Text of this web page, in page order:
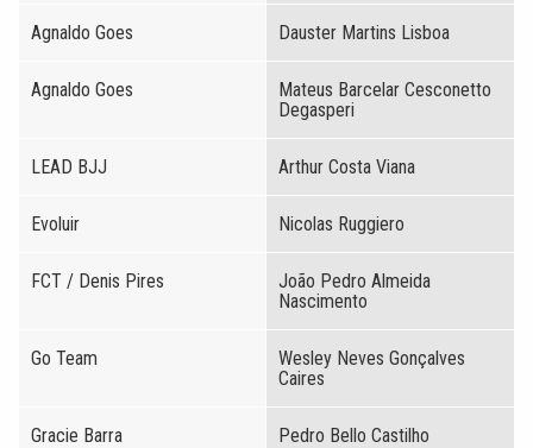
Agnaldo Goes Dauster Martins Lisboa
Agnaldo Goes
Mateus Barcelar Cesconetto
Degasperi
LEAD BJJ Arthur Costa Viana
Evoluir Nicolas Ruggiero
FCT / Denis Pires
João Pedro Almeida
Nascimento
Go Team
Wesley Neves Gonçalves
Caires
Gracie Barra Pedro Bello Castilho